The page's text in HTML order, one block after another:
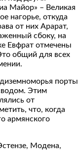
Майор» – Великая
нагорье, откуда
от них Арарат,
сбоку, на
Евфрат отмечены
общий для всех
порты
Этим
от
что, когда
армянского
Модена,